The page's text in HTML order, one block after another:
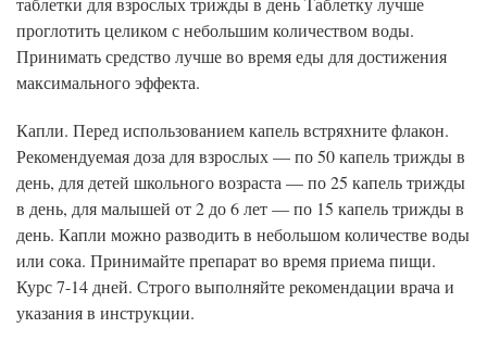
проглотить целиком с небольшим количеством воды.
Принимать средство лучше во время еды для достижения
максимального эффекта.
Капли. Перед использованием капель встряхните флакон.
Рекомендуемая доза для взрослых — по 50 капель трижды в
день, для детей школьного возраста — по 25 капель трижды
в день, для малышей от 2 до 6 лет — по 15 капель трижды в
день. Капли можно разводить в небольшом количестве воды
или сока. Принимайте препарат во время приема пищи.
Курс 7-14 дней. Строго выполняйте рекомендации врача и
указания в инструкции.